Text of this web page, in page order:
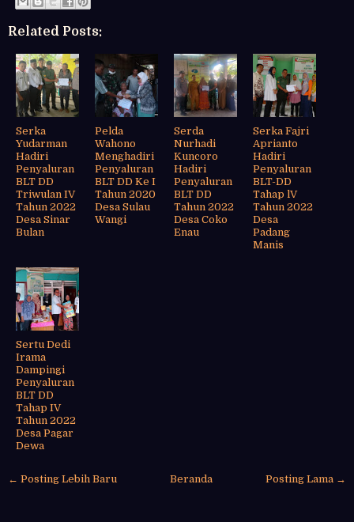
Related Posts:
Serka
Yudarman
Hadiri
Penyaluran
BLT DD
Triwulan IV
Tahun 2022
Desa Sinar
Bulan
Pelda
Wahono
Menghadiri
Penyaluran
BLT DD Ke I
Tahun 2020
Desa Sulau
Wangi
Serda
Nurhadi
Kuncoro
Hadiri
Penyaluran
BLT DD
Tahun 2022
Desa Coko
Enau
Serka Fajri
Aprianto
Hadiri
Penyaluran
BLT-DD
Tahap lV
Tahun 2022
Desa
Padang
Manis
Sertu Dedi
Irama
Dampingi
Penyaluran
BLT DD
Tahap IV
Tahun 2022
Desa Pagar
Dewa
← Posting Lebih Baru Posting Lama →
Beranda